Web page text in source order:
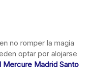
no romper la magia
optar por alojarse
Mercure Madrid Santo